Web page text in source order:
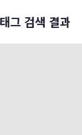
그 검색 결과